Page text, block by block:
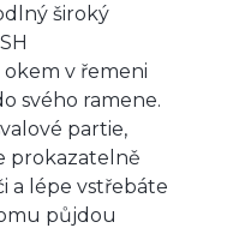
široký
v řemeni
svého ramene.
partie,
prokazatelně
a lépe vstřebáte
půjdou